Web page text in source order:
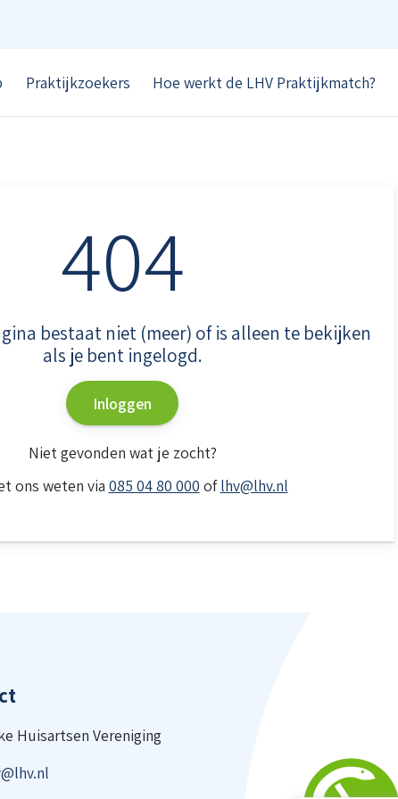
Praktijkzoekers Hoe werkt de LHV Praktijkmatch?
404
bestaat niet (meer) of is alleen te bekijken
als je bent ingelogd.
Inloggen
Niet gevonden wat je zocht?
ons weten via 085 04 80 000 oflhv@lhv.nl
Huisartsen Vereniging